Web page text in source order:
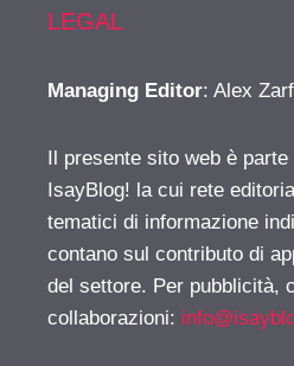
LEGAL
Managing Editor: Alex
Il presente sito web è
IsayBlog! la cui rete
tematici di informazione
contano sul contributo di
del settore. Per pubblicità,
collaborazioni: